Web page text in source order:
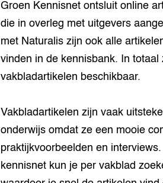
Groen Kennisnet ontsluit online
die in overleg met uitgevers
met Naturalis zijn ook alle
vinden in de kennisbank. In
vakbladartikelen beschikbaar.
Vakbladartikelen zijn vaak
onderwijs omdat ze een mooie
praktijkvoorbeelden en
kennisnet kun je per vakblad